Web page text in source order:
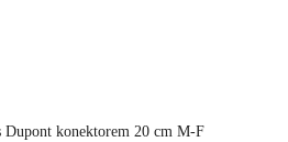
konektorem 20 cm M-F